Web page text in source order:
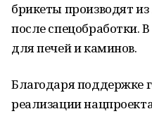
брикеты производят
после спецобработки.
для печей и каминов.
Благодаря поддержке
реализации